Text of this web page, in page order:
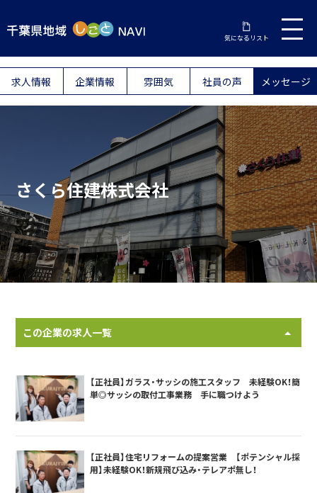
気になるリスト
求人情報 企業情報 雰囲気 社員の声 メッセージ
さくら住建株式会社
この企業の求人一覧
【正社員】ガラス・サッシの施工スタッフ 未経験OK！簡
単◎サッシの取付工事業務 手に職つけよう
【正社員】住宅リフォームの提案営業 【ポテンシャル採
用】未経験OK！新規飛び込み・テレアポ無し！